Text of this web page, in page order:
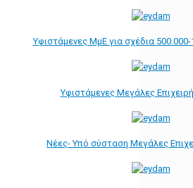
Υφιστάμενες ΜμΕ για σχέδια
Υφιστάμενες Μεγάλες
Νέες- Υπό σύσταση Μεγάλες